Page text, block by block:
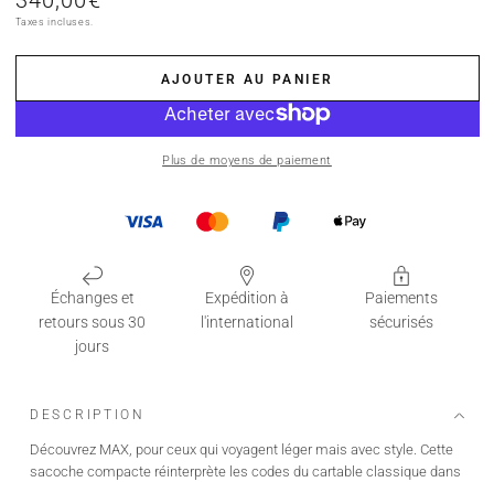
normal
Taxes incluses.
AJOUTER AU PANIER
Plus de moyens de paiement
Échanges et
retours sous 30
jours
Expédition à
l'international
Paiements
sécurisés
DESCRIPTION
Découvrez MAX, pour ceux qui voyagent léger mais avec style. Cette
sacoche compacte réinterprète les codes du cartable classique dans